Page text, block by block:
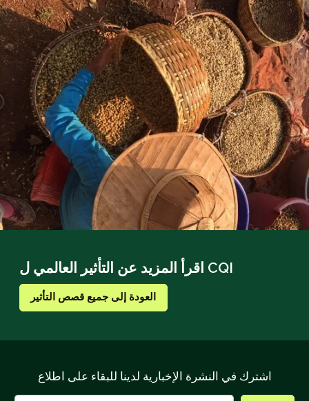
اقرأ المزيد عن التأثير العالمي ل CQI
العودة إلى جميع قصص التأثير
اشترك في النشرة الإخبارية لدينا للبقاء على اطلاع